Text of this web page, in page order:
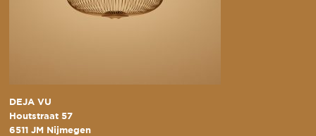
DEJA VU
Houtstraat 57
6511 JM Nijmegen